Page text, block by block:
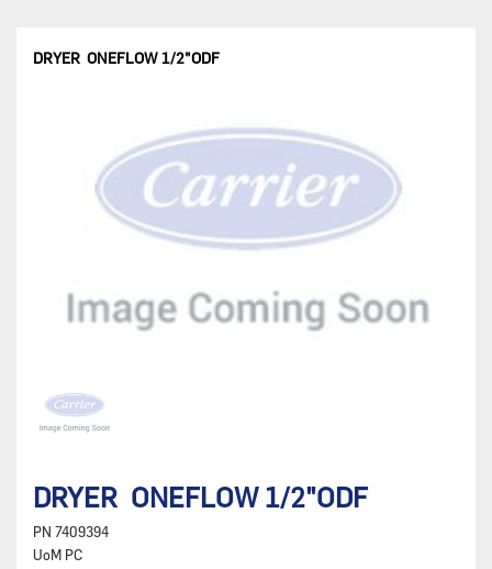
DRYER ONEFLOW 1/2"ODF
DRYER ONEFLOW 1/2"ODF
PN 7409394
UoM PC